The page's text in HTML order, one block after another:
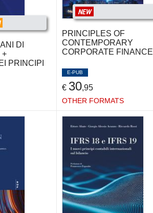
DI
+
PRINCIPI
NEW
PRINCIPLES OF
CONTEMPORARY
CORPORATE FINANCE
E-PUB
€ 30,95
OTHER FORMATS